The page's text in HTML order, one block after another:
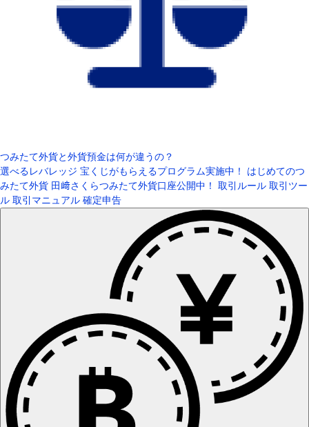
つみたて外貨と外貨預金は何が違うの？
選べるレバレッジ 宝くじがもらえるプログラム実施中！
はじめてのつ
みたて外貨 田﨑さくらつみたて外貨口座公開中！ 取引ルール 取引ツー
ル 取引マニュアル 確定申告